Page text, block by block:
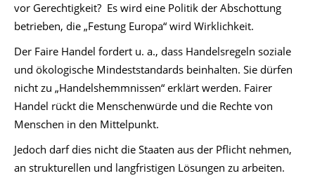
vor Gerechtigkeit? Es wird eine Politik der Abschottung
betrieben, die „Festung Europa“ wird Wirklichkeit.
Der Faire Handel fordert u. a., dass Handelsregeln soziale
und ökologische Mindeststandards beinhalten. Sie dürfen
nicht zu „Handelshemmnissen“ erklärt werden. Fairer
Handel rückt die Menschenwürde und die Rechte von
Menschen in den Mittelpunkt.
Jedoch darf dies nicht die Staaten aus der Pflicht nehmen,
an strukturellen und langfristigen Lösungen zu arbeiten.